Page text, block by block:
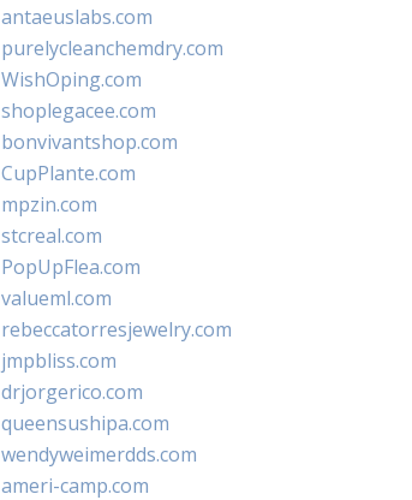
antaeuslabs.com
purelycleanchemdry.com
WishOping.com
shoplegacee.com
bonvivantshop.com
CupPlante.com
mpzin.com
stcreal.com
PopUpFlea.com
valueml.com
rebeccatorresjewelry.com
jmpbliss.com
drjorgerico.com
queensushipa.com
wendyweimerdds.com
ameri-camp.com